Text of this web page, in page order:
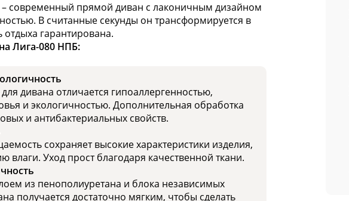
современный прямой диван с лаконичным дизайном
В считанные секунды он трансформируется в
гарантирована.
Лига-080 НПБ:
дивана отличается гипоаллергенностью,
и экологичностью. Дополнительная обработка
и антибактериальных свойств.
сохраняет высокие характеристики изделия,
влаги. Уход прост благодаря качественной ткани.
из пенополиуретана и блока независимых
получается достаточно мягким, чтобы сделать